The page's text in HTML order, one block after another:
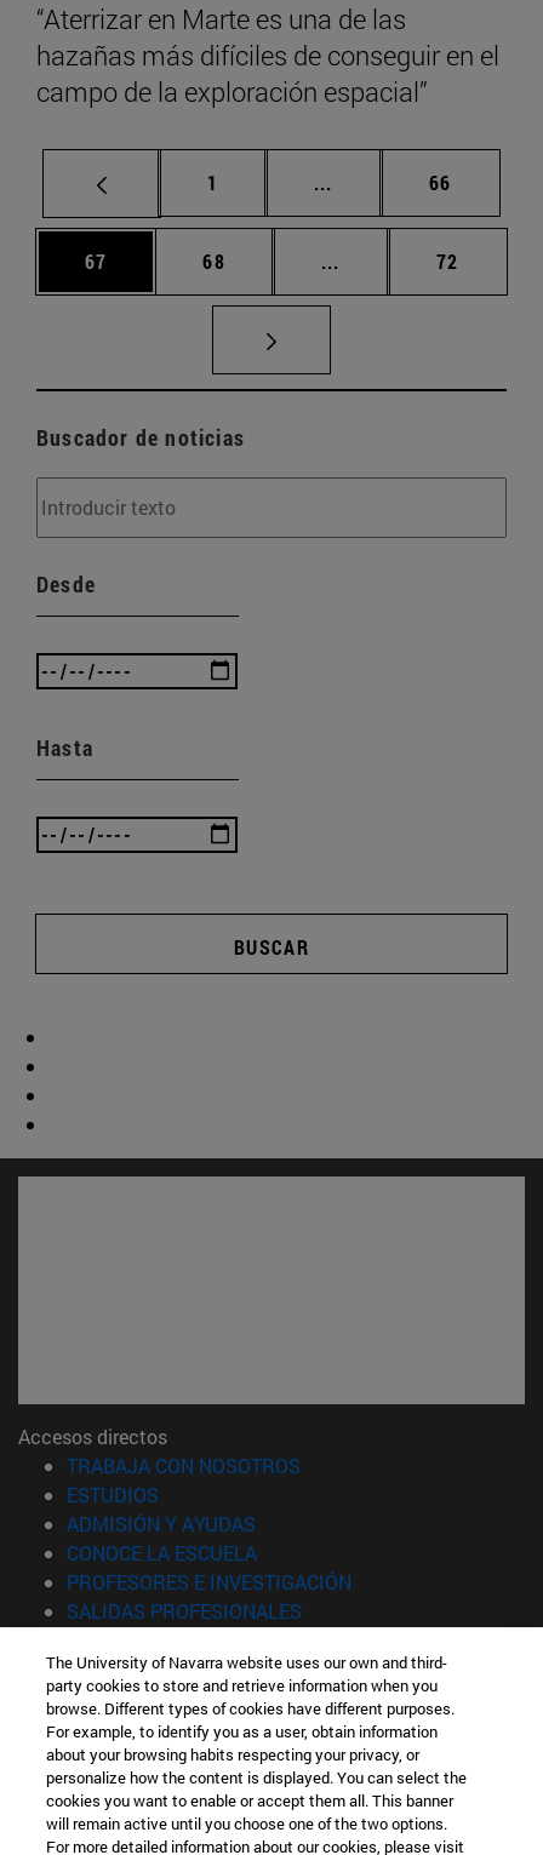
“Aterrizar en Marte es una de las
hazañas más difíciles de conseguir en el
campo de la exploración espacial”
Página
1 ... Páginas intermedias
Página
66
Página
67 Página
68 ... Páginas intermedias
Página
72
Buscador de noticias
Desde
Hasta
BUSCAR
Accesos directos
TRABAJA CON NOSOTROS
ESTUDIOS
ADMISIÓN Y AYUDAS
CONOCE LA ESCUELA(abre en nueva ventana)
PROFESORES E INVESTIGACIÓN
SALIDAS PROFESIONALES
Información
TFNO +34 943 21 98 77
¿QUÉ GRADO TE INTERESA?
¿QUÉ MÁSTER TE INTERESA?
© Universidad de Navarra
The University of Navarra website uses our own and third-
party cookies to store and retrieve information when you
browse. Different types of cookies have different purposes.
For example, to identify you as a user, obtain information
about your browsing habits respecting your privacy, or
personalize how the content is displayed. You can select the
cookies you want to enable or accept them all. This banner
will remain active until you choose one of the two options.
For more detailed information about our cookies, please visit